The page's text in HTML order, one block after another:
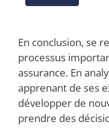
En conclusion, se
processus
assurance. En
apprenant de ses
développer de
prendre des